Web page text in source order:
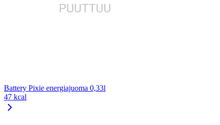
Battery Pixie energiajuoma 0,33l
47 kcal